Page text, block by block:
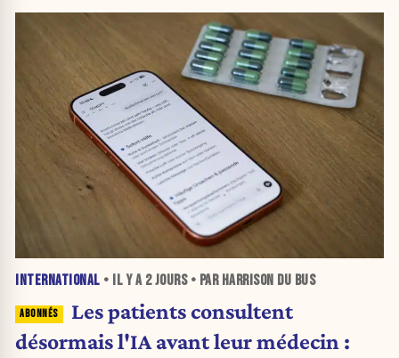
INTERNATIONAL • IL Y A 2 JOURS• PAR HARRISON DU BUS
Les patients consultent
désormais l'IA avant leur médecin :